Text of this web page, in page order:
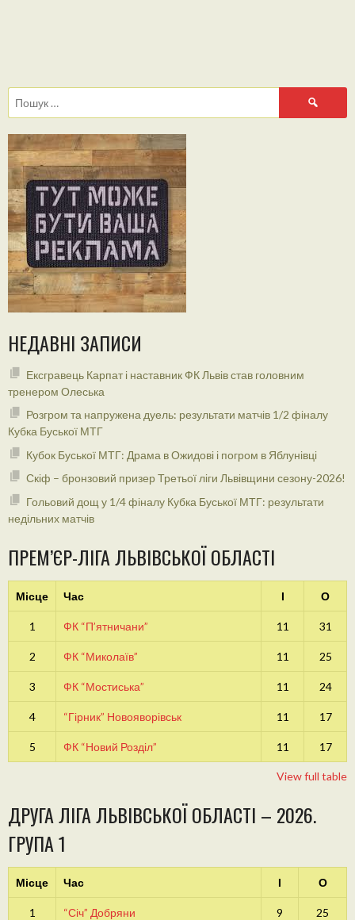
Пошук:
НЕДАВНІ ЗАПИСИ
Ексгравець Карпат і наставник ФК Львів став головним
тренером Олеська
Розгром та напружена дуель: результати матчів 1/2 фіналу
Кубка Буської МТГ
Кубок Буської МТГ: Драма в Ожидові і погром в Яблунівці
Скіф – бронзовий призер Третьої ліги Львівщини сезону-2026!
Гольовий дощ у 1/4 фіналу Кубка Буської МТГ: результати
недільних матчів
ПРЕМ’ЄР-ЛІГА ЛЬВІВСЬКОЇ ОБЛАСТІ
Місце Час І О
1 ФК “П’ятничани” 11 31
2 ФК “Миколаїв” 11 25
3 ФК “Мостиська” 11 24
4 “Гірник” Новояворівськ 11 17
5 ФК “Новий Розділ” 11 17
View full table
ДРУГА ЛІГА ЛЬВІВСЬКОЇ ОБЛАСТІ – 2026.
ГРУПА 1
Місце Час І О
1 “Січ” Добряни 9 25